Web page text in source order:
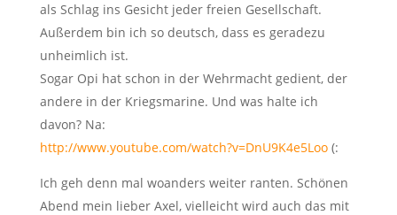
als Schlag ins Gesicht jeder freien Gesellschaft.
Außerdem bin ich so deutsch, dass es geradezu
unheimlich ist.
Sogar Opi hat schon in der Wehrmacht gedient, der
andere in der Kriegsmarine. Und was halte ich
davon? Na:
http://www.youtube.com/watch?v=DnU9K4e5Loo(:
Ich geh denn mal woanders weiter ranten. Schönen
Abend mein lieber Axel, vielleicht wird auch das mit